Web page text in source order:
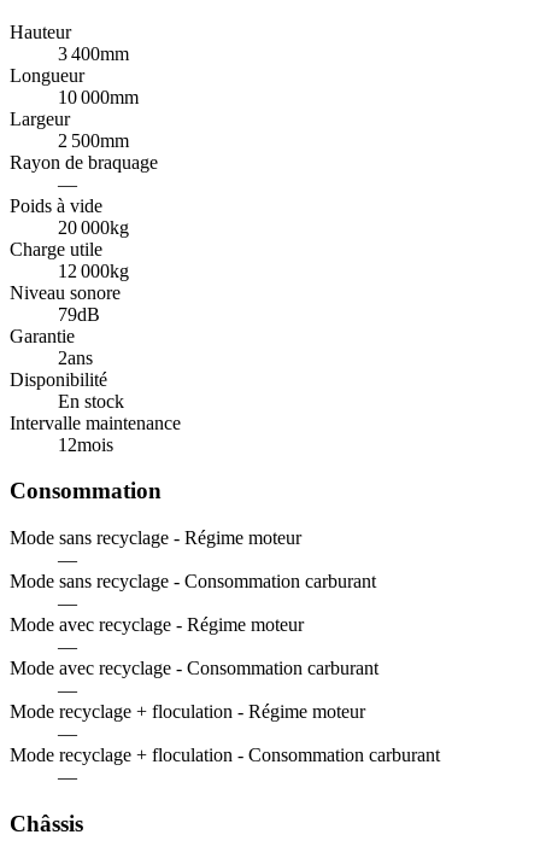
Hauteur
3 400mm
Longueur
10 000mm
Largeur
2 500mm
Rayon de braquage
—
Poids à vide
20 000kg
Charge utile
12 000kg
Niveau sonore
79dB
Garantie
2ans
Disponibilité
En stock
Intervalle maintenance
12mois
Consommation
Mode sans recyclage - Régime moteur
—
Mode sans recyclage - Consommation carburant
—
Mode avec recyclage - Régime moteur
—
Mode avec recyclage - Consommation carburant
—
Mode recyclage + floculation - Régime moteur
—
Mode recyclage + floculation - Consommation carburant
—
Châssis